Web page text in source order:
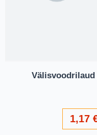
Välisvoodrilaud
1,17